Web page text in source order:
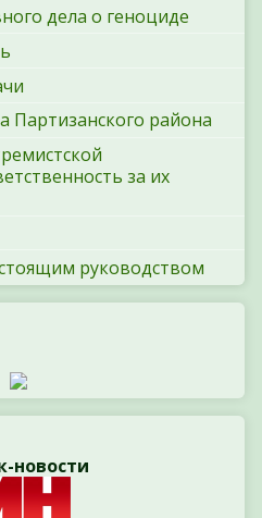
дела о геноциде
Партизанского района
за их
руководством
новости